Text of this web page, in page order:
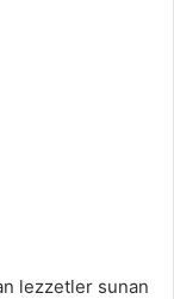
lezzetler sunan